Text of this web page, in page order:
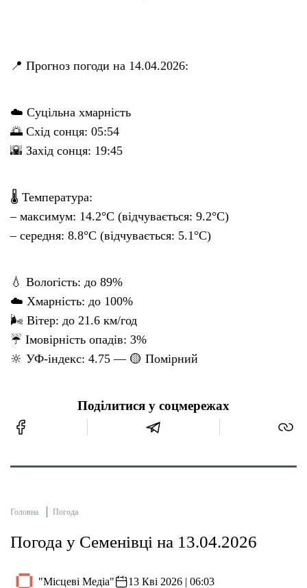
📍 Прогноз погоди на 14.04.2026:
☁️ Суцільна хмарність
🌅 Схід сонця: 05:54
🌇 Захід сонця: 19:45
🌡 Температура:
– максимум: 14.2°C (відчувається: 9.2°C)
– середня: 8.8°C (відчувається: 5.1°C)
💧 Вологість: до 89%
☁️ Хмарність: до 100%
🌬 Вітер: до 21.6 км/год
☔ Імовірність опадів: 3%
🔆 УФ-індекс: 4.75 — 🟡 Помірний
Поділитися у соцмережах
Головна Погода
Погода у Семенівці на 13.04.2026
"Місцеві Медіа" 13 Кві 2026 | 06:03